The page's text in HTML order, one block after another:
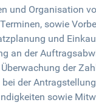
und Organisation
sowie
und
an der
der
der
sowie